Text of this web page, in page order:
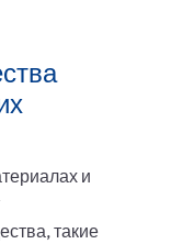
и
такие